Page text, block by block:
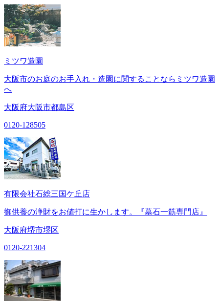
ミツワ造園
大阪市のお庭のお手入れ・造園に関することならミツワ造園
へ
大阪府大阪市都島区
0120-128505
有限会社石総三国ケ丘店
御供養の浄財をお値打に生かします。『墓石一筋専門店』
大阪府堺市堺区
0120-221304